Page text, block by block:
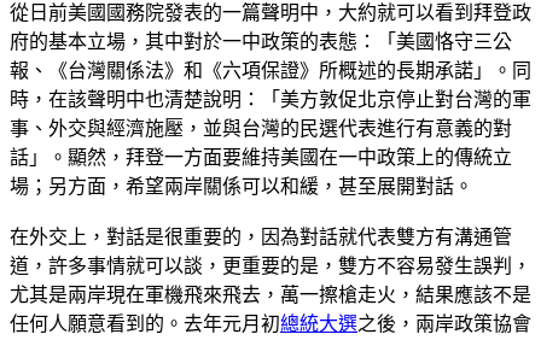
從日前美國國務院發表的一篇聲明中，大約就可以看到拜登政
府的基本立場，其中對於一中政策的表態：「美國恪守三公
報、《台灣關係法》和《六項保證》所概述的長期承諾」。同
時，在該聲明中也清楚說明：「美方敦促北京停止對台灣的軍
事、外交與經濟施壓，並與台灣的民選代表進行有意義的對
話」。顯然，拜登一方面要維持美國在一中政策上的傳統立
場；另方面，希望兩岸關係可以和緩，甚至展開對話。
在外交上，對話是很重要的，因為對話就代表雙方有溝通管
道，許多事情就可以談，更重要的是，雙方不容易發生誤判，
尤其是兩岸現在軍機飛來飛去，萬一擦槍走火，結果應該不是
任何人願意看到的。去年元月初總統大選之後，兩岸政策協會